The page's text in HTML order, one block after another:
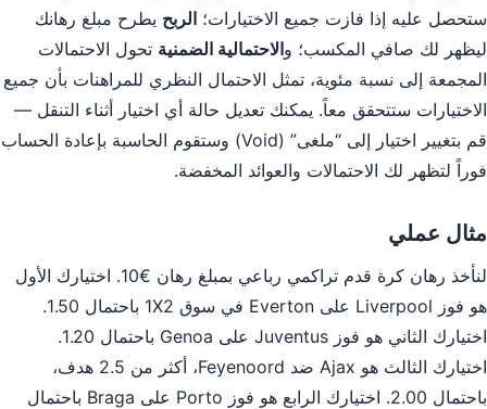
ستحصل عليه إذا فازت جميع الاختيارات؛ الربح يطرح مبلغ رهانك
ليظهر لك صافي المكسب؛ والاحتمالية الضمنية تحول الاحتمالات
المجمعة إلى نسبة مئوية، تمثل الاحتمال النظري للمراهنات بأن جميع
الاختيارات ستتحقق معاً. يمكنك تعديل حالة أي اختيار أثناء التنقل —
قم بتغيير اختيار إلى “ملغى” (Void) وستقوم الحاسبة بإعادة الحساب
فوراً لتظهر لك الاحتمالات والعوائد المخفضة.
مثال عملي
لنأخذ رهان كرة قدم تراكمي رباعي بمبلغ رهان €10. اختيارك الأول
هو فوز Liverpool على Everton في سوق 1X2 باحتمال 1.50.
اختيارك الثاني هو فوز Juventus على Genoa باحتمال 1.20.
اختيارك الثالث هو Ajax ضد Feyenoord، أكثر من 2.5 هدف،
باحتمال 2.00. اختيارك الرابع هو فوز Porto على Braga باحتمال